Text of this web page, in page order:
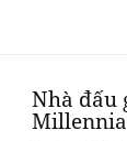
Nhà đấu